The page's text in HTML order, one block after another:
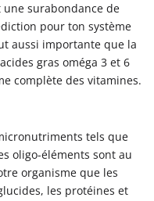
une surabondance de
pour ton système
aussi importante que la
gras oméga 3 et 6
complète des vitamines.
tels que
oligo-éléments sont au
organisme que les
les protéines et